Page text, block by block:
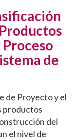
de
de Proyecto y el
productos
del
el nivel de